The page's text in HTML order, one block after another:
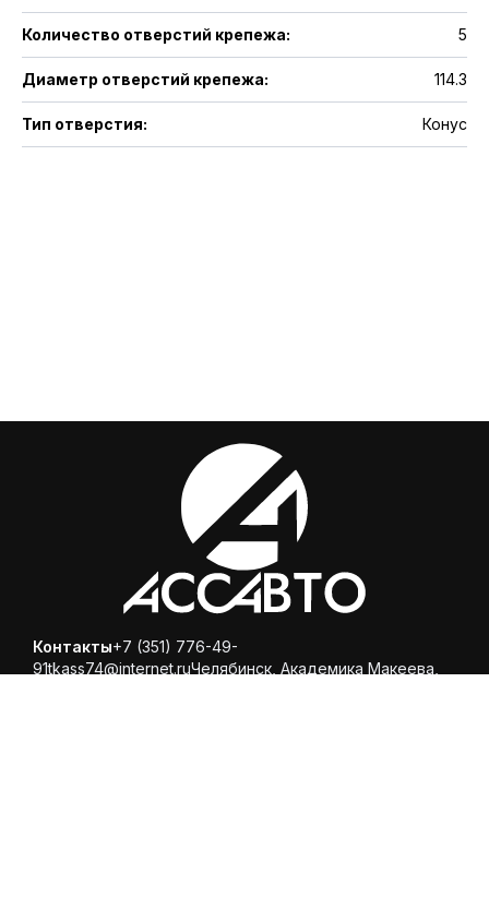
Количество отверстий крепежа: 5
Диаметр отверстий крепежа: 114.3
Тип отверстия: Конус
Контакты+7 (351) 776-49-
91tkass74@internet.ruЧелябинск, ​Академика Макеева,